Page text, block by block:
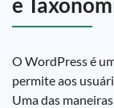
O WordPress é
permite aos
Uma das